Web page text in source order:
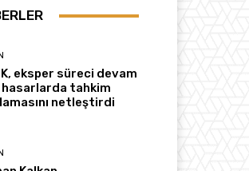
eksper süreci devam
hasarlarda tahkim
netleştirdi